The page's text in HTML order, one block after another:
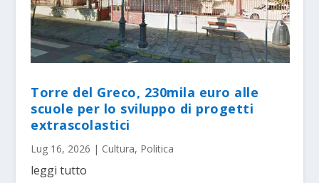
Torre del Greco, 230mila euro alle
scuole per lo sviluppo di progetti
extrascolastici
Lug 16, 2026 | Cultura, Politica
leggi tutto